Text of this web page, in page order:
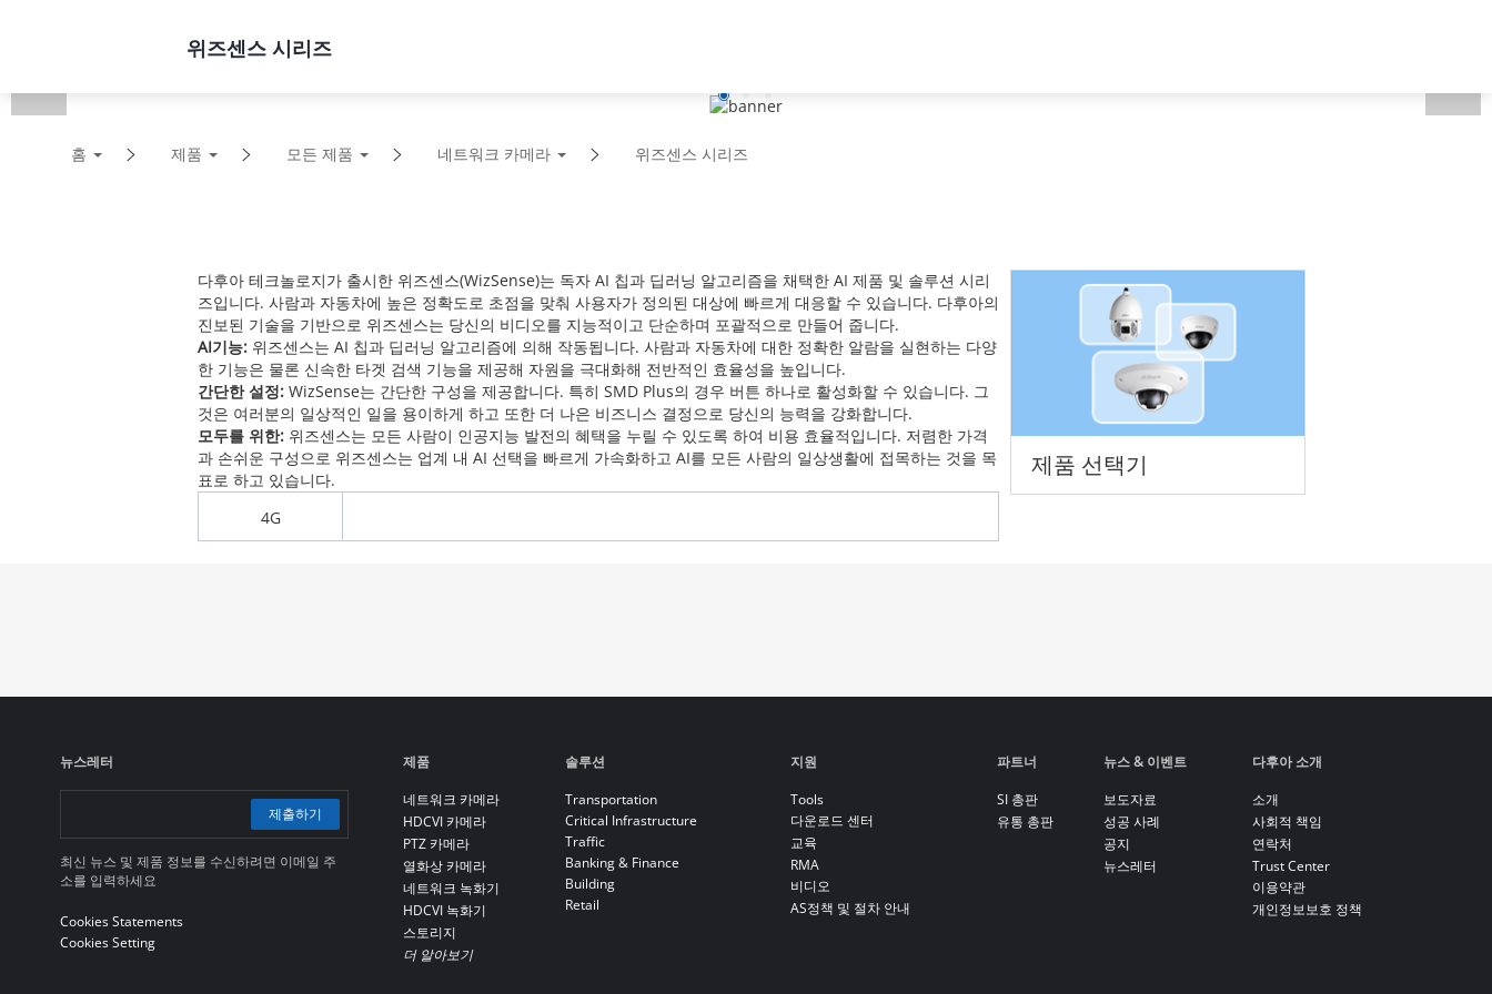
제품 솔루션
홈 제품 모든 제품 네트워크 카메라 위즈센스 시리즈
위즈센스 시리즈
제품 선택기
다후아 테크놀로지가 출시한 위즈센스(WizSense)는 독자 AI 칩과 딥러닝 알고리즘을 채택한 AI 제품 및 솔루션 시리
즈입니다. 사람과 자동차에 높은 정확도로 초점을 맞춰 사용자가 정의된 대상에 빠르게 대응할 수 있습니다. 다후아의
진보된 기술을 기반으로 위즈센스는 당신의 비디오를 지능적이고 단순하며 포괄적으로 만들어 줍니다.
AI기능: 위즈센스는 AI 칩과 딥러닝 알고리즘에 의해 작동됩니다. 사람과 자동차에 대한 정확한 알람을 실현하는 다양
한 기능은 물론 신속한 타겟 검색 기능을 제공해 자원을 극대화해 전반적인 효율성을 높입니다.
간단한 설정: WizSense는 간단한 구성을 제공합니다. 특히 SMD Plus의 경우 버튼 하나로 활성화할 수 있습니다. 그
것은 여러분의 일상적인 일을 용이하게 하고 또한 더 나은 비즈니스 결정으로 당신의 능력을 강화합니다.
모두를 위한: 위즈센스는 모든 사람이 인공지능 발전의 혜택을 누릴 수 있도록 하여 비용 효율적입니다. 저렴한 가격
과 손쉬운 구성으로 위즈센스는 업계 내 AI 선택을 빠르게 가속화하고 AI를 모든 사람의 일상생활에 접목하는 것을 목
표로 하고 있습니다.
4G
뉴스레터
제출하기
최신 뉴스 및 제품 정보를 수신하려면 이메일 주
소를 입력하세요
Cookies Statements
Cookies Setting
제품
네트워크 카메라
HDCVI 카메라
PTZ 카메라
열화상 카메라
네트워크 녹화기
HDCVI 녹화기
스토리지
더 알아보기
솔루션
Transportation
Critical Infrastructure
Traffic
Banking & Finance
Building
Retail
지원
Tools
다운로드 센터
교육
RMA
비디오
AS정책 및 절차 안내
파트너
SI 총판
유통 총판
뉴스 & 이벤트
보도자료
성공 사례
공지
뉴스레터
다후아 소개
소개
사회적 책임
연락처
Trust Center
이용약관
개인정보보호 정책